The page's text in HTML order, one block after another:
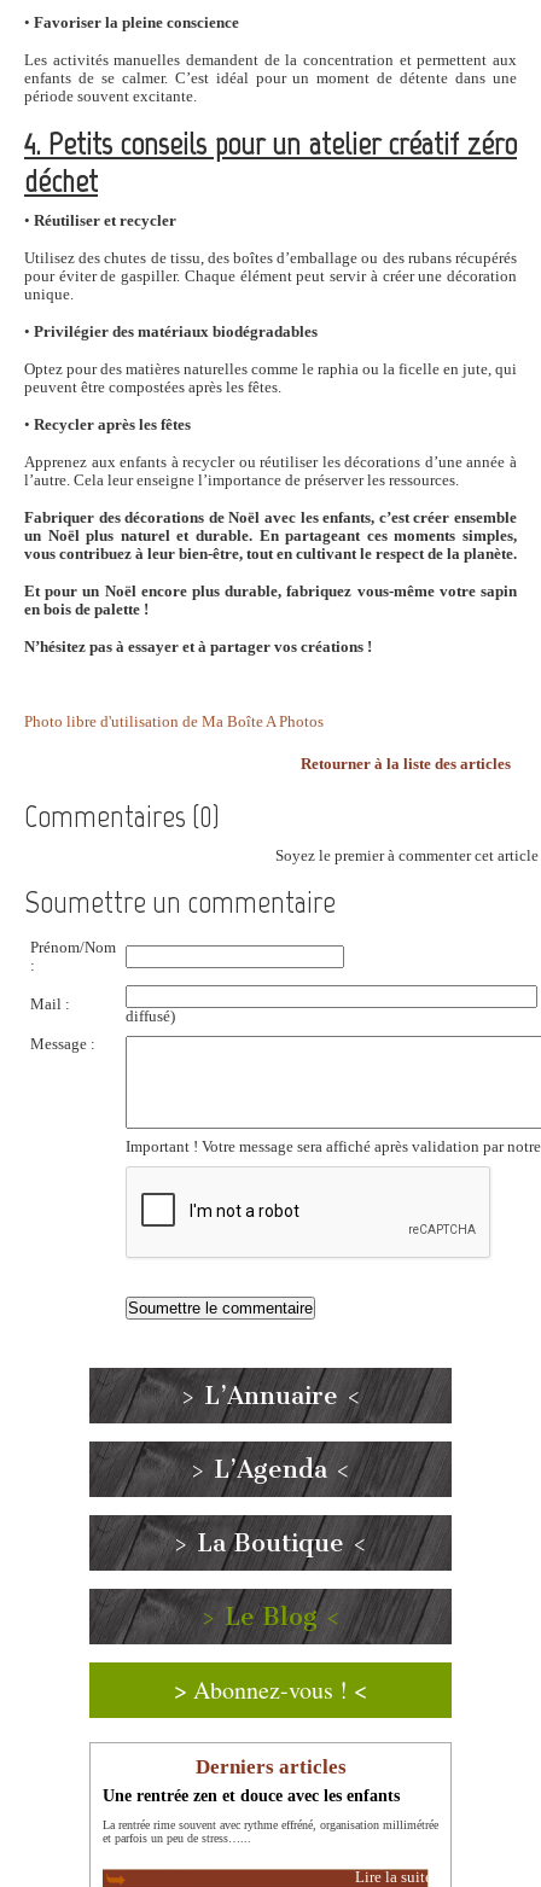
• Favoriser la pleine conscience
Les activités manuelles demandent de la concentration et permettent aux
enfants de se calmer. C’est idéal pour un moment de détente dans une
période souvent excitante.
4. Petits conseils pour un atelier créatif zéro
déchet
• Réutiliser et recycler
Utilisez des chutes de tissu, des boîtes d’emballage ou des rubans récupérés
pour éviter de gaspiller. Chaque élément peut servir à créer une décoration
unique.
• Privilégier des matériaux biodégradables
Optez pour des matières naturelles comme le raphia ou la ficelle en jute, qui
peuvent être compostées après les fêtes.
• Recycler après les fêtes
Apprenez aux enfants à recycler ou réutiliser les décorations d’une année à
l’autre. Cela leur enseigne l’importance de préserver les ressources.
Fabriquer des décorations de Noël avec les enfants, c’est créer ensemble
un Noël plus naturel et durable. En partageant ces moments simples,
vous contribuez à leur bien-être, tout en cultivant le respect de la planète.
Et pour un Noël encore plus durable, fabriquez vous-même votre sapin
en bois de palette !
N’hésitez pas à essayer et à partager vos créations !
Photo libre d'utilisation de Ma Boîte A Photos
Retourner à la liste des articles
Commentaires (0)
Soyez le premier à commenter cet article
Soumettre un commentaire
Prénom/Nom
:
Mail :
diffusé)
Message :
Important ! Votre message sera affiché après validation par
> L’Annuaire <
> L’Agenda <
> La Boutique <
> Le Blog <
> Abonnez-vous ! <
Derniers articles
Une rentrée zen et douce avec les enfants
La rentrée rime souvent avec rythme effréné, organisation millimétrée
et parfois un peu de stress…...
Lire la suite